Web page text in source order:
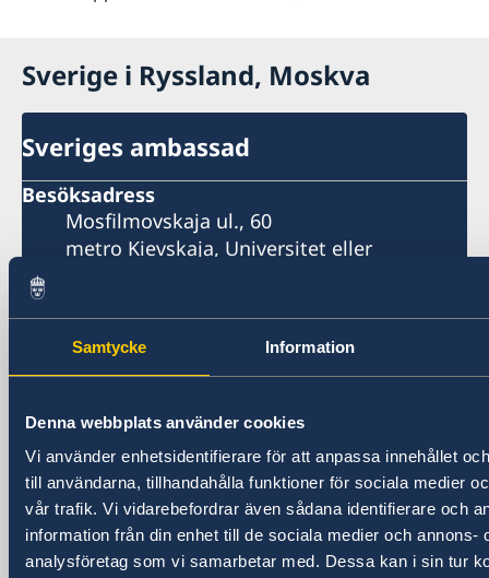
Samtycke Information
Denna webbplats använder cookies
Vi använder enhetsidentifierare för att anpassa innehållet
till användarna, tillhandahålla funktioner för sociala medier
vår trafik. Vi vidarebefordrar även sådana identifierare och
information från din enhet till de sociala medier och annons-
analysföretag som vi samarbetar med. Dessa kan i sin tur
Sverige i Ryssland, Moskva
Sveriges ambassad
Besöksadress
Mosfilmovskaja ul., 60
metro Kievskaja, Universitet eller
Sveriges ambassad i Moskva
Ulitsa Mosfilmovskaja 60
115127 Moskva
Ryska federationen
www.swedenabroad.com
Telefonnummer
Växel
+7 495 937 92 00